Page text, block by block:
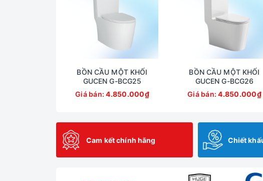
BỒN CẦU MỘT KHỐI
GUCEN G-BCG25
Giá bán:4.850.000₫
BỒN CẦU MỘT KHỐI
GUCEN G-BCG26
Giá bán:4.850.000₫
Cam kết chính hãng Chiết